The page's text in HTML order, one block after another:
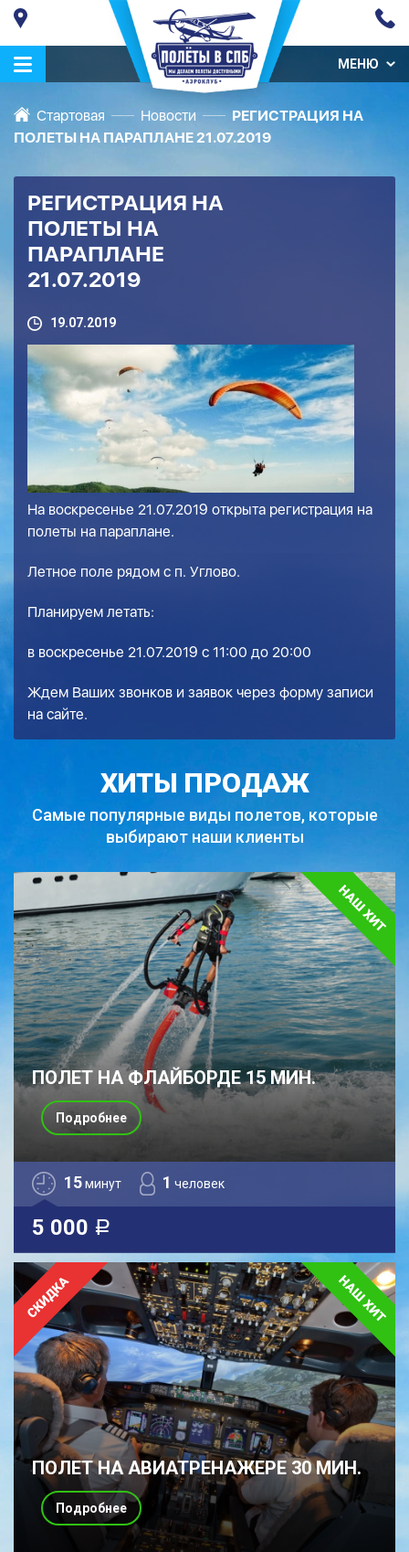
МЕНЮ
Стартовая Новости
РЕГИСТРАЦИЯ НА
ПОЛЕТЫ НА ПАРАПЛАНЕ 21.07.2019
РЕГИСТРАЦИЯ НА
ПОЛЕТЫ НА
ПАРАПЛАНЕ
21.07.2019
19.07.2019
На воскресенье 21.07.2019 открыта регистрация на
полеты на параплане.
Летное поле рядом с п. Углово.
Планируем летать:
в воскресенье 21.07.2019 с 11:00 до 20:00
Ждем Ваших звонков и заявок через форму записи
на сайте.
ХИТЫ ПРОДАЖ
Самые популярные виды полетов, которые
выбирают наши клиенты
ПОЛЕТ НА ФЛАЙБОРДЕ 15 МИН.
15минут 1 человек
5 000 a
Подробнее
ПОЛЕТ НА АВИАТРЕНАЖЕРЕ 30 МИН.
Подробнее